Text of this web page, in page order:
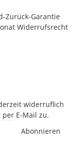
Zurück-Garantie
Widerrufsrecht
widerruflich
E-Mail zu.
Abonnieren